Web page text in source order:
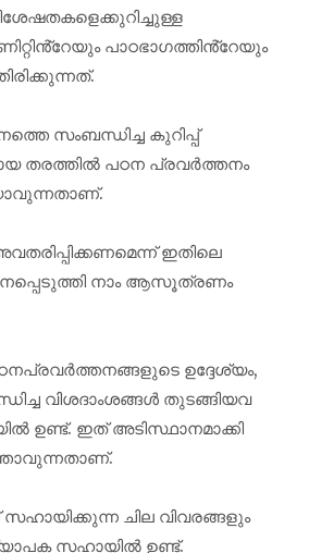
പാഠഭാഗത്തിൻ്റേയും
സംബന്ധിച്ച കുറിപ്പ്
തരത്തിൽ പഠന പ്രവർത്തനം
ഇതിലെ
നാം ആസൂത്രണം
ഉദ്ദേശ്യം,
വിശദാംശങ്ങൾ തുടങ്ങിയവ
ഉണ്ട്. ഇത് അടിസ്ഥാനമാക്കി
ചില വിവരങ്ങളും
സഹായിൽ ഉണ്ട്.